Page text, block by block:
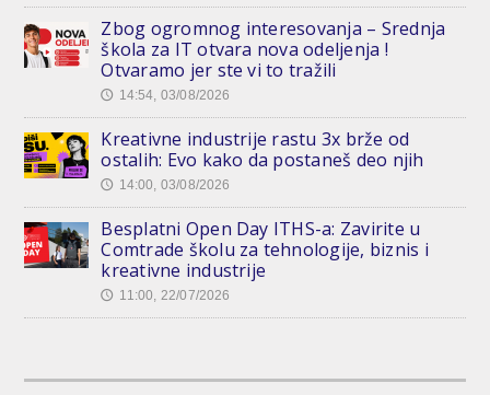
Zbog ogromnog interesovanja – Srednja
škola za IT otvara nova odeljenja !
Otvaramo jer ste vi to tražili
🕔 14:54, 03/08/2026
Kreativne industrije rastu 3x brže od
ostalih: Evo kako da postaneš deo njih
🕔 14:00, 03/08/2026
Besplatni Open Day ITHS-a: Zavirite u
Comtrade školu za tehnologije, biznis i
kreativne industrije
🕔 11:00, 22/07/2026